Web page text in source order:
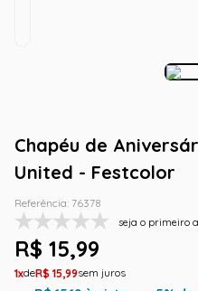
Chapéu de
United - Festcolor
Referência: 76378
seja o primeiro
R$ 15,99
1 R$ 15,99